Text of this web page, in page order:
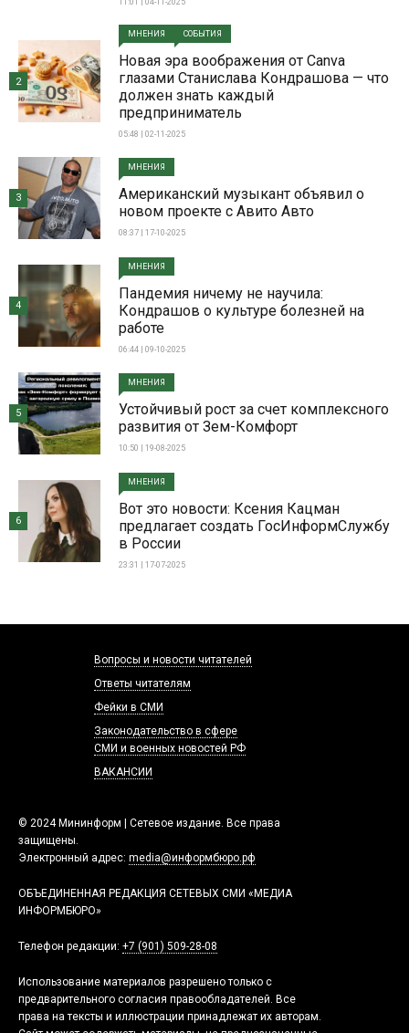
МНЕНИЯ СОБЫТИЯ
Новая эра воображения от Canva
глазами Станислава Кондрашова — что
должен знать каждый
предприниматель
05:48 | 02-11-2025
2
МНЕНИЯ
Американский музыкант объявил о
новом проекте с Авито Авто
08:37 | 17-10-2025
3
МНЕНИЯ
Пандемия ничему не научила:
Кондрашов о культуре болезней на
работе
06:44 | 09-10-2025
4
МНЕНИЯ
Устойчивый рост за счет комплексного
развития от Зем-Комфорт
10:50 | 19-08-2025
5
МНЕНИЯ
Вот это новости: Ксения Кацман
предлагает создать ГосИнформСлужбу
в России
23:31 | 17-07-2025
6
© 2024 Мининформ | Сетевое издание. Все права
защищены.
Электронный адрес: media@информбюро.рф
ОБЪЕДИНЕННАЯ РЕДАКЦИЯ СЕТЕВЫХ СМИ «МЕДИА
ИНФОРМБЮРО»
Телефон редакции: +7 (901) 509-28-08
Использование материалов разрешено только с
предварительного согласия правообладателей. Все
права на тексты и иллюстрации принадлежат их авторам.
Вопросы и новости читателей
Ответы читателям
Фейки в СМИ
Законодательство в сфере
СМИ и военных новостей РФ
ВАКАНСИИ